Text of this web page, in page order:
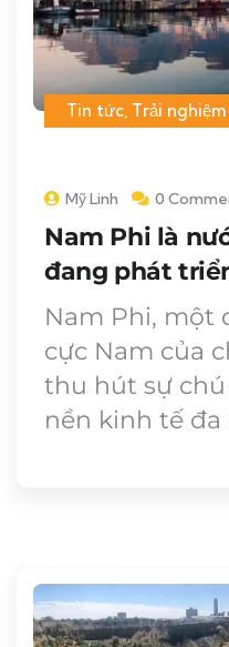
Tin tức, Trải
Mỹ Linh 0
Nam Phi là
đang phát
Nam Phi, một
cực Nam của
thu hút sự
nền kinh tế đa